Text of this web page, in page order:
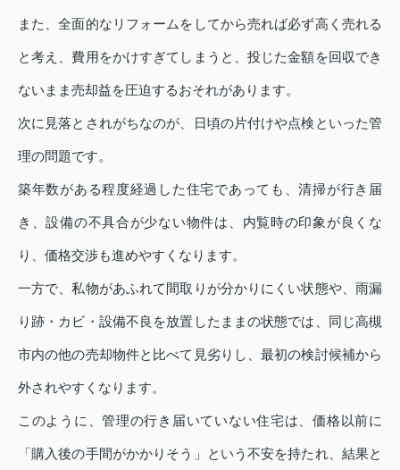
また、全面的なリフォームをしてから売れば必ず高く売れる
と考え、費用をかけすぎてしまうと、投じた金額を回収でき
ないまま売却益を圧迫するおそれがあります。
次に見落とされがちなのが、日頃の片付けや点検といった管
理の問題です。
築年数がある程度経過した住宅であっても、清掃が行き届
き、設備の不具合が少ない物件は、内覧時の印象が良くな
り、価格交渉も進めやすくなります。
一方で、私物があふれて間取りが分かりにくい状態や、雨漏
り跡・カビ・設備不良を放置したままの状態では、同じ高槻
市内の他の売却物件と比べて見劣りし、最初の検討候補から
外されやすくなります。
このように、管理の行き届いていない住宅は、価格以前に
「購入後の手間がかかりそう」という不安を持たれ、結果と